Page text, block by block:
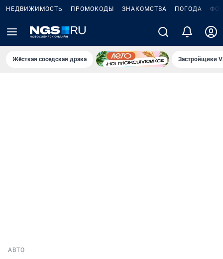
НЕДВИЖИМОСТЬ ПРОМОКОДЫ ЗНАКОМСТВА ПОГОДА
Жёсткая соседская драка Застройщики
АВТО